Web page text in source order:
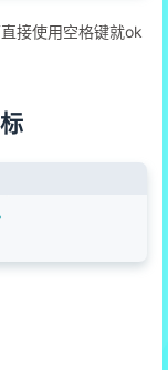
接使用空格键就ok